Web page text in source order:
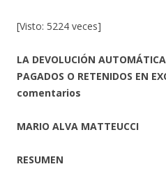
[Visto: 5224 veces]
LA DEVOLUCIÓN
PAGADOS O RETENIDOS EN
comentarios
MARIO ALVA MATTEUCCI
RESUMEN